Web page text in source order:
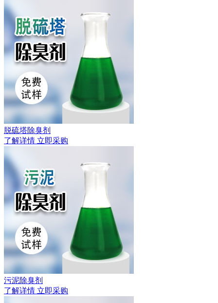
脱硫塔除臭剂
了解详情 立即采购
污泥除臭剂
了解详情 立即采购